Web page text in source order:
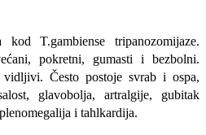
T.gambiense tripanozomijaze.
pokretni, gumasti i bezbolni.
Često postoje svrab i ospa,
glavobolja, artralgije, gubitak
i tahlkardija.